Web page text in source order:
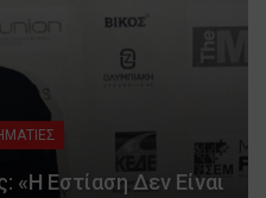
Εστίαση Δεν Είναι